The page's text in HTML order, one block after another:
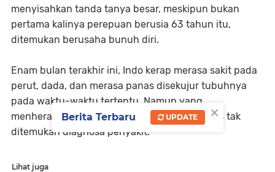
menyisahkan tanda tanya besar, meskipun bukan
pertama kalinya perepuan berusia 63 tahun itu,
ditemukan berusaha bunuh diri.
Enam bulan terakhir ini, Indo kerap merasa sakit pada
perut, dada, dan merasa panas disekujur tubuhnya
pada waktu-waktu tertentu. Namun yang
menherankan karena hasil pemeriksaan medis tak
ditemukan diagnosa penyakit.
Lihat juga
×
Berita Terbaru UPDATE